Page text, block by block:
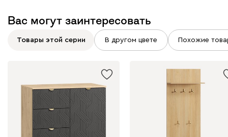
Вас могут заинтересовать
Товары этой серии В другом цвете Похожие